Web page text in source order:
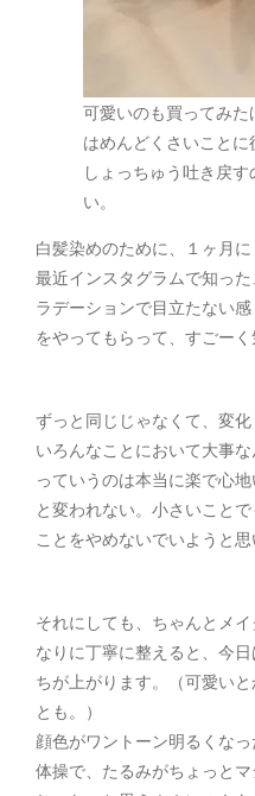
可愛いのも買ってみ
はめんどくさいこと
しょっちゅう吐き戻
い。
白髪染めのために、１ヶ月
最近インスタグラムで知っ
ラデーションで目立たない
をやってもらって、すごーく
ずっと同じじゃなくて、変化
いろんなことにおいて大事
っていうのは本当に楽で心
と変われない。小さいこと
ことをやめないでいようと思
それにしても、ちゃんとメ
なりに丁寧に整えると、今
ちが上がります。（可愛い
とも。）
顔色がワントーン明るくな
体操で、たるみがちょっと